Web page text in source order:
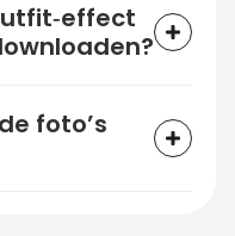
foto’s